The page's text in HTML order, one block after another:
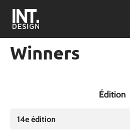
Winners
Édition
14e édition